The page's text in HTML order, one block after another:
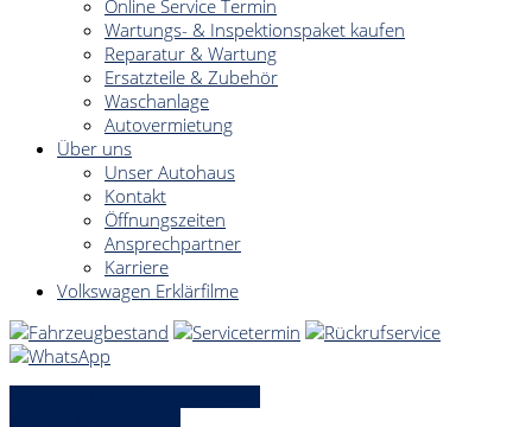
Online Service Termin
Wartungs- & Inspektionspaket kaufen
Reparatur & Wartung
Ersatzteile & Zubehör
Waschanlage
Autovermietung
Über uns
Unser Autohaus
Kontakt
Öffnungszeiten
Ansprechpartner
Karriere
Volkswagen Erklärfilme